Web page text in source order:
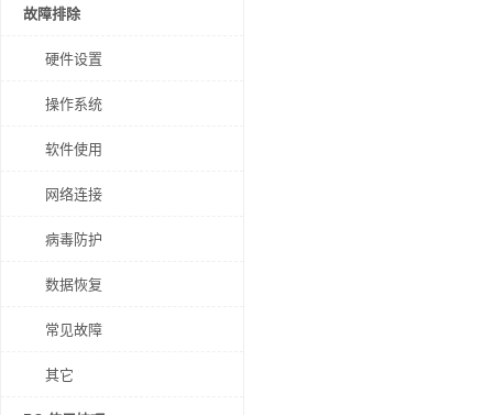
故障排除
硬件设置
操作系统
软件使用
网络连接
病毒防护
数据恢复
常见故障
其它